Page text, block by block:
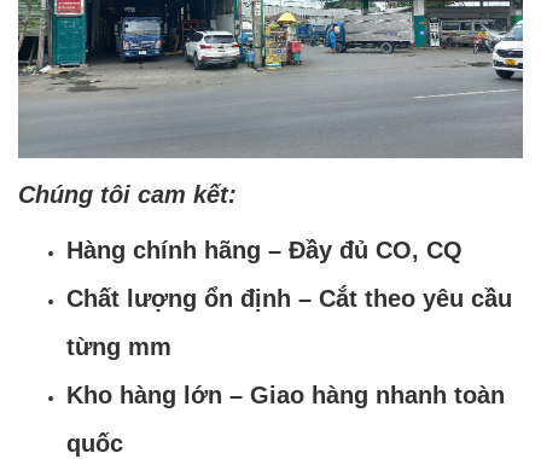
Chúng tôi cam kết:
Hàng chính hãng – Đầy đủ CO, CQ
Chất lượng ổn định – Cắt theo yêu cầu
từng mm
Kho hàng lớn – Giao hàng nhanh toàn
quốc